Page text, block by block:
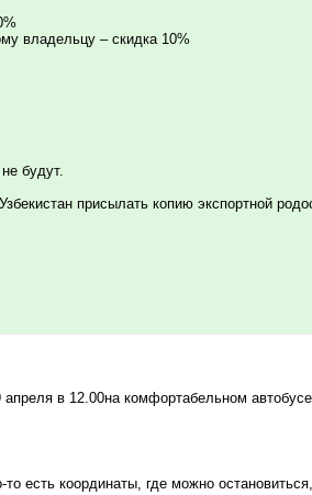
владельцу – скидка 10%
будут.
присылать копию экспортной
в 12.00на комфортабельном
есть координаты, где можно